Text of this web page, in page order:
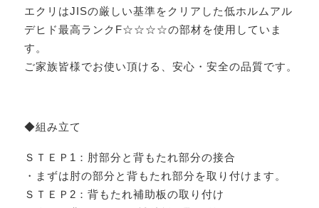
エクリはJISの厳しい基準をクリアした低ホルムアル
デヒド最高ランクF☆☆☆☆の部材を使用していま
す。
ご家族皆様でお使い頂ける、安心・安全の品質です。
◆組み立て
ＳＴＥＰ1：肘部分と背もたれ部分の接合
・まずは肘の部分と背もたれ部分を取り付けます。
ＳＴＥＰ2：背もたれ補助板の取り付け